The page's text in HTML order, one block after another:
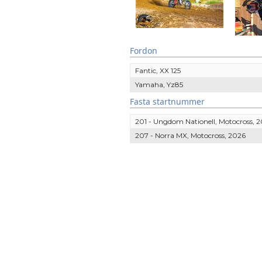
Fordon
Fantic, XX 125
Yamaha, Yz85
Fasta startnummer
201 - Ungdom Nationell, Motocross,
207 - Norra MX, Motocross, 2026